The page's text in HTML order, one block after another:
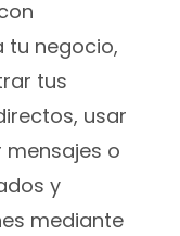
tu negocio,
tus
usar
o
y
mediante